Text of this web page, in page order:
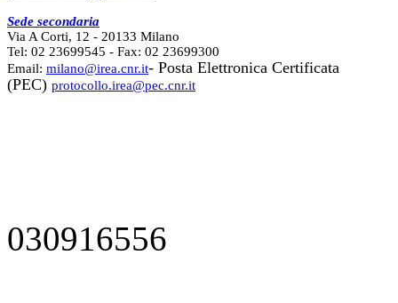
Sede secondaria
Via A Corti, 12 - 20133 Milano
Tel: 02 23699545 - Fax: 02 23699300
Email: milano@irea.cnr.it- Posta Elettronica Certificata
(PEC) protocollo.irea@pec.cnr.it
030916556